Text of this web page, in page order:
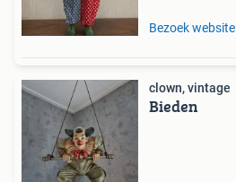
Bezoek website
clown, vintage
Bieden